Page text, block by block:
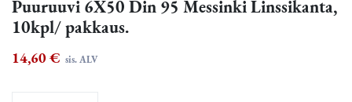
Puuruuvi 6X50 Din 95 Messinki Linssikanta,
10kpl/ pakkaus.
14,60 € sis. ALV